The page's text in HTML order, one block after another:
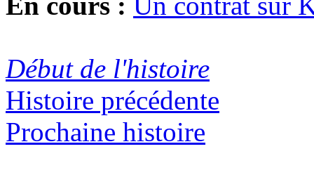
Début de l'histoire
Histoire précédente
Prochaine histoire